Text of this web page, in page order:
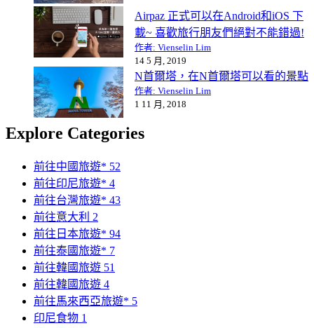
Airpaz 正式可以在Android和iOS 下
載~ 喜歡旅行朋友們絕對不能錯過!
作者: Vienselin Lim
14 5 月, 2019
N首爾塔，在N首爾塔可以看的景點
作者: Vienselin Lim
1 11 月, 2018
Explore Categories
前往中國旅遊* 52
前往印尼旅遊* 4
前往台灣旅遊* 43
前往意大利 2
前往日本旅遊* 94
前往泰國旅遊* 7
前往韓國旅遊 51
前往韓國旅遊 4
前往馬來西亞旅遊* 5
印尼食物 1